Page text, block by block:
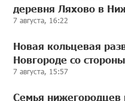
деревня Ляхово в
7 августа, 16:22
Новая кольцевая
Новгороде со
7 августа, 15:57
Семья нижегородцев